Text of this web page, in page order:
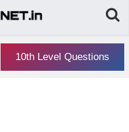
10th Level Questions